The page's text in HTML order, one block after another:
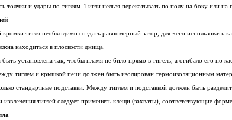
толчки и удары по тиглям. Тигли нельзя перекатывать по полу на боку или
тигля необходимо создать равномерный зазор, для чего использовать
находиться в плоскости днища.
установлена так, чтобы пламя не било прямо в тигель, а огибало его по
тиглем и крышкой печи должен быть изолирован термоизоляционным
стандартные подставки. Между тиглем и подставкой должен быть
извлечения тиглей следует применять клещи (захваты), соответствующие